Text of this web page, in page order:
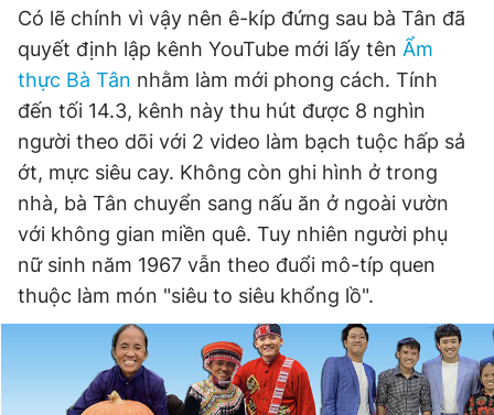
Đặt báo Quảng cáo RSS Tòa soạn Chính sách bảo
Tổng biên tập: Nguyễn Ngọc Toàn
Phó tổng biên tập thường trực: Hải Thành
Phó tổng biên tập: Lâm Hiếu Dũng
Phó tổng biên tập: Trần Việt Hưng
Tổng thư ký tòa soạn: Đức Trung
Giấy phép xuất bản số 110/GP - BTTTT cấp ngày 24.3.2020
© 2003-2026 Bản quyền thuộc về Báo Thanh Niên. Cấm sao
chép dưới mọi hình thức nếu không có sự chấp thuận bằng văn
bản. Phát triển bởi ePi Technologies, JSC.
Có lẽ chính vì vậy nên ê-kíp đứng sau bà Tân đã
quyết định lập kênh YouTube mới lấy tên Ẩm
thực Bà Tân nhằm làm mới phong cách. Tính
đến tối 14.3, kênh này thu hút được 8 nghìn
người theo dõi với 2 video làm bạch tuộc hấp sả
ớt, mực siêu cay. Không còn ghi hình ở trong
nhà, bà Tân chuyển sang nấu ăn ở ngoài vườn
với không gian miền quê. Tuy nhiên người phụ
nữ sinh năm 1967 vẫn theo đuổi mô-típ quen
thuộc làm món "siêu to siêu khổng lồ".